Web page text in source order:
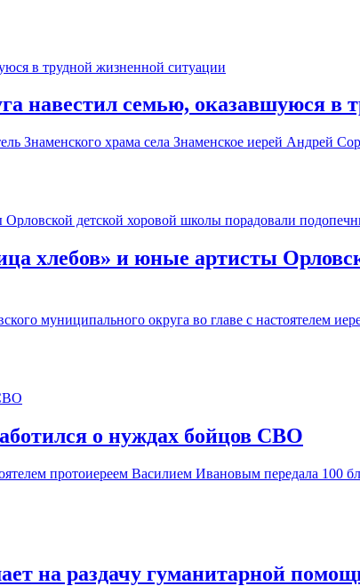
навестил семью, оказавшуюся в
Знаменского храма села Знаменское иерей Андрей
хлебов» и юные артисты
муниципального округа во главе с настоятелем
о нуждах бойцов СВО
протоиереем Василием Ивановым передала 100
на раздачу гуманитарной